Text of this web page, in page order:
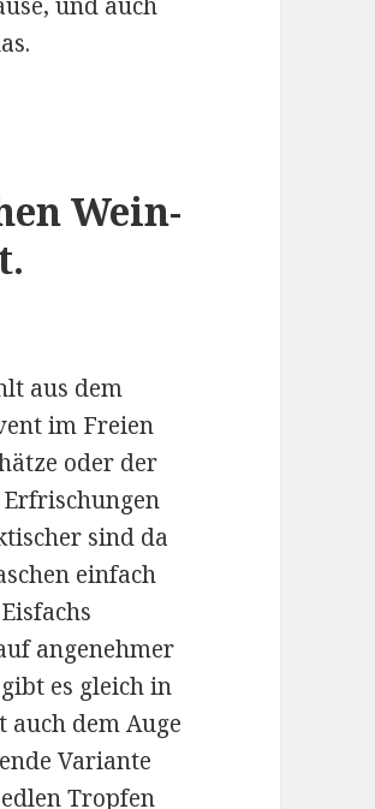
Wein-
aus dem
im Freien
oder der
sind da
einfach
angenehmer
es gleich in
dem Auge
Variante
Tropfen